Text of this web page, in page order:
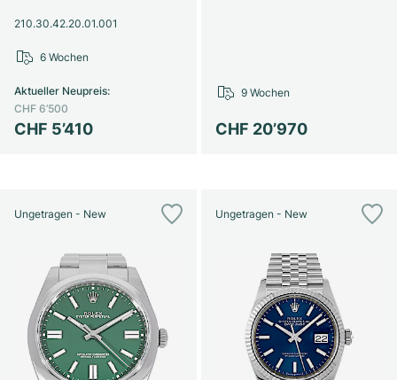
210.30.42.20.01.001
CHF 5’410
Aktueller Neupreis:
CHF 6’500
6 Wochen
CHF 20’970
9 Wochen
Ungetragen - New Ungetragen - New